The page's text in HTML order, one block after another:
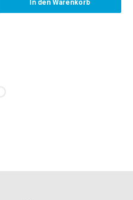
In den Warenkorb